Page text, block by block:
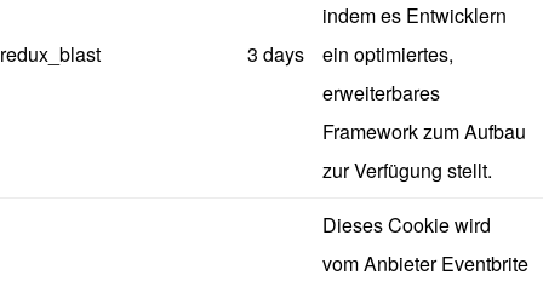
redux_blast 3 days
indem es Entwicklern
ein optimiertes,
erweiterbares
Framework zum Aufbau
zur Verfügung stellt.
Dieses Cookie wird
vom Anbieter Eventbrite